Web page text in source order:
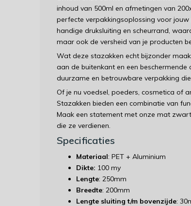
inhoud van 500ml en afmetingen van
perfecte verpakkingsoplossing voor
handige druksluiting en scheurrand,
maar ook de versheid van je producten
Wat deze stazakken echt bijzonder
aan de buitenkant en een
duurzame en betrouwbare verpakking
Of je nu voedsel, poeders, cosmetica of
Stazakken bieden een combinatie van
Maak een statement met onze mat
die ze verdienen.
Specificaties
Materiaal: PET + Aluminium
Dikte: 100 my
Lengte: 250mm
Breedte: 200mm
Lengte sluiting t/m bovenzijde: